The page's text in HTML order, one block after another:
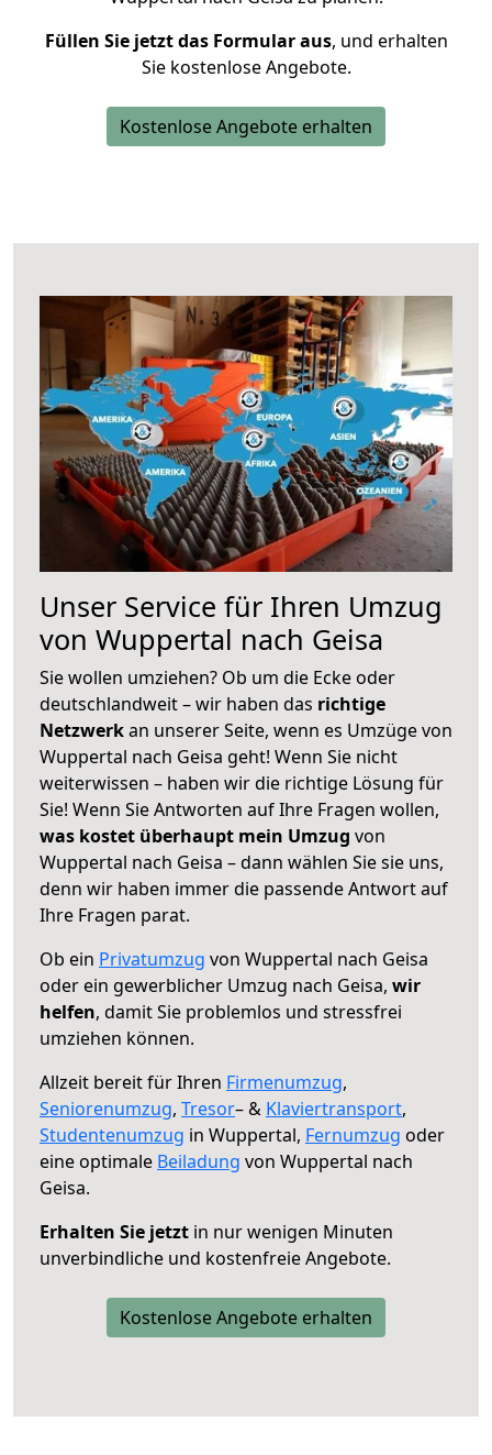
Füllen Sie jetzt das Formular aus, und erhalten
Sie kostenlose Angebote.
Kostenlose Angebote erhalten
Unser Service für Ihren Umzug
von Wuppertal nach Geisa
Sie wollen umziehen? Ob um die Ecke oder
deutschlandweit – wir haben das richtige
Netzwerkan unserer Seite, wenn es Umzüge von
Wuppertal nach Geisa geht! Wenn Sie nicht
weiterwissen – haben wir die richtige Lösung für
Sie! Wenn Sie Antworten auf Ihre Fragen wollen,
was kostet überhaupt mein Umzug von
Wuppertal nach Geisa – dann wählen Sie sie uns,
denn wir haben immer die passende Antwort auf
Ihre Fragen parat.
Ob ein Privatumzug von Wuppertal nach Geisa
oder ein gewerblicher Umzug nach Geisa, wir
helfen, damit Sie problemlos und stressfrei
umziehen können.
Allzeit bereit für Ihren Firmenumzug,
Seniorenumzug, Tresor– & Klaviertransport,
Studentenumzug in Wuppertal, Fernumzug oder
eine optimale Beiladung von Wuppertal nach
Geisa.
Erhalten Sie jetzt in nur wenigen Minuten
unverbindliche und kostenfreie Angebote.
Kostenlose Angebote erhalten